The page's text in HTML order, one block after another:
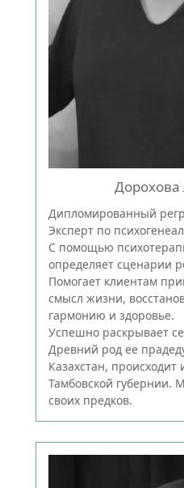
Дипломированный
Эксперт по
С помощью
определяет сценарии
Помогает клиентам
смысл жизни,
гармонию и здоровье.
Успешно раскрывает
Древний род ее
Казахстан,
Тамбовской губернии.
своих предков.